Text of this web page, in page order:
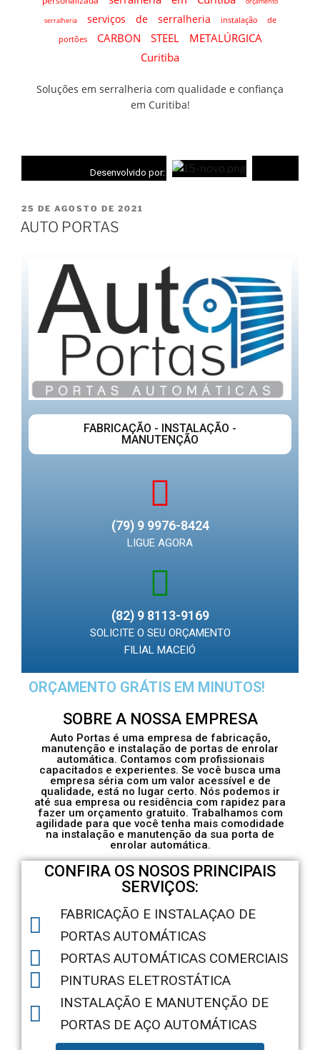
serralheria serviços de serralheria
instalação de
portões
CARBON STEEL METALÚRGICA
Curitiba
Soluções em serralheria com qualidade e confiança
em Curitiba!
Desenvolvido por:
25 DE AGOSTO DE 2021
AUTO PORTAS
FABRICAÇÃO - INSTALAÇÃO -
MANUTENÇÃO
(79) 9 9976-8424
LIGUE AGORA
(82) 9 8113-9169
SOLICITE O SEU ORÇAMENTO
FILIAL MACEIÓ
ORÇAMENTO GRÁTIS EM MINUTOS!
SOBRE A NOSSA EMPRESA
Auto Portas é uma empresa de fabricação,
manutenção e instalação de portas de enrolar
automática. Contamos com profissionais
capacitados e experientes. Se você busca uma
empresa séria com um valor acessível e de
qualidade, está no lugar certo. Nós podemos ir
até sua empresa ou residência com rapidez para
fazer um orçamento gratuito. Trabalhamos com
agilidade para que você tenha mais comodidade
na instalação e manutenção da sua porta de
enrolar automática.
CONFIRA OS NOSOS PRINCIPAIS
SERVIÇOS:
FABRICAÇÃO E INSTALAÇAO DE
PORTAS AUTOMÁTICAS
PORTAS AUTOMÁTICAS COMERCIAIS
PINTURAS ELETROSTÁTICA
INSTALAÇÃO E MANUTENÇÃO DE
PORTAS DE AÇO AUTOMÁTICAS